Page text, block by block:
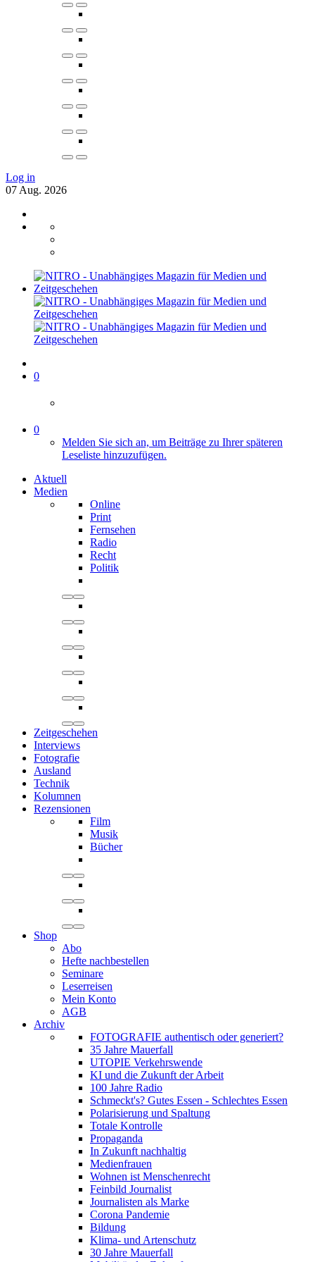
Log in
07 Aug. 2026
0
0
Melden Sie sich an, um Beiträge zu Ihrer späteren
Leseliste hinzuzufügen.
Aktuell
Medien
Online
Print
Fernsehen
Radio
Recht
Politik
Zeitgeschehen
Interviews
Fotografie
Ausland
Technik
Kolumnen
Rezensionen
Film
Musik
Bücher
Shop
Abo
Hefte nachbestellen
Seminare
Leserreisen
Mein Konto
AGB
Archiv
FOTOGRAFIE authentisch oder generiert?
35 Jahre Mauerfall
UTOPIE Verkehrswende
KI und die Zukunft der Arbeit
100 Jahre Radio
Schmeckt's? Gutes Essen - Schlechtes Essen
Polarisierung und Spaltung
Totale Kontrolle
Propaganda
In Zukunft nachhaltig
Medienfrauen
Wohnen ist Menschenrecht
Feinbild Journalist
Journalisten als Marke
Corona Pandemie
Bildung
Klima- und Artenschutz
30 Jahre Mauerfall